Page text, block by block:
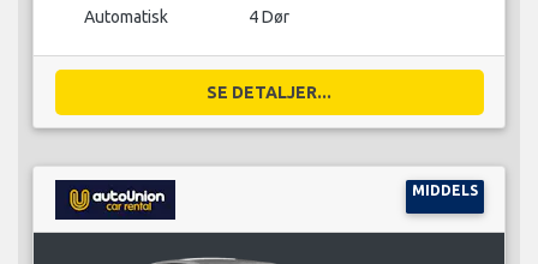
Automatisk 4 Dør
SE DETALJER...
MIDDELS